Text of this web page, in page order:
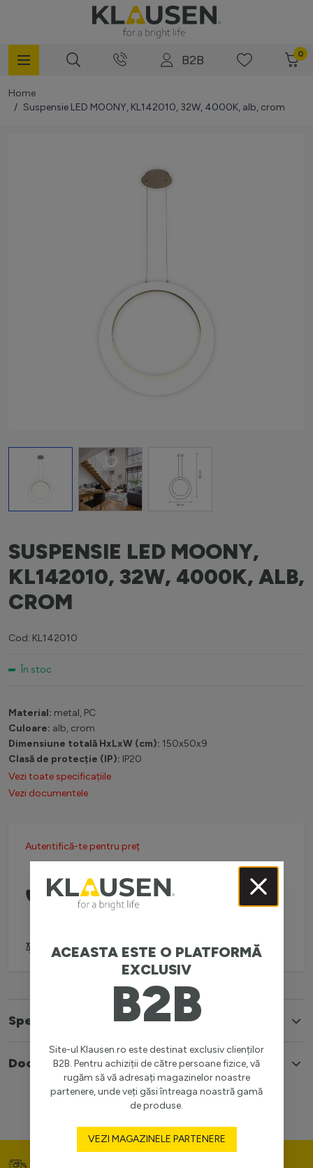
B2B 0
Home
/ Suspensie LED MOONY, KL142010, 32W, 4000K, alb, crom
View larger imageView larger imageView larger image
SUSPENSIE LED MOONY,
KL142010, 32W, 4000K, ALB,
CROM
Cod: KL142010
În stoc
Material: metal, PC
Culoare: alb, crom
Dimensiune totală HxLxW (cm): 150x50x9
Clasă de protecție (IP): IP20
Vezi toate specificațiile
Vezi documentele
Autentifică-te pentru preț
Comanda telefonic la:
0738 757 210
(L-V: 08:30-16:00)
Adaugă pentru comparare
Specificatii
Documente
ACEASTA ESTE O PLATFORMĂ
EXCLUSIV
B2B
Site-ul Klausen.ro este destinat exclusiv clienților
B2B. Pentru achiziții de către persoane fizice, vă
rugăm să vă adresați magazinelor noastre
partenere, unde veți găsi întreaga noastră gamă
de produse.
VEZI MAGAZINELE PARTENERE